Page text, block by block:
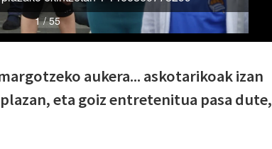
aukera... askotarikoak izan
eta goiz entretenitua pasa dute,